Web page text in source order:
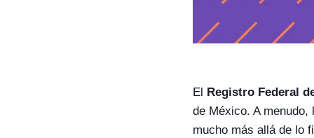
El Registro Federal
de México. A
mucho más allá de lo